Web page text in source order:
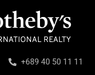
+689 40 50 11 11